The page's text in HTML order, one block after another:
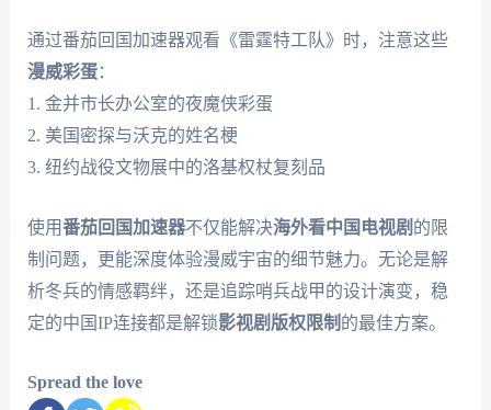
通过番茄回国加速器观看《雷霆特工队》时，注意这些
漫威彩蛋：
1. 金并市长办公室的夜魔侠彩蛋
2. 美国密探与沃克的姓名梗
3. 纽约战役文物展中的洛基权杖复刻品
使用番茄回国加速器不仅能解决海外看中国电视剧 的限
制问题，更能深度体验漫威宇宙的细节魅力。无论是解
析冬兵的情感羁绊，还是追踪哨兵战甲的设计演变，稳
定的中国IP连接都是解锁影视剧版权限制 的最佳方案。
Spread the love